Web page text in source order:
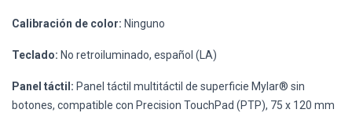
Calibración de color: Ninguno
Teclado: No retroiluminado, español (LA)
Panel táctil: Panel táctil multitáctil de superficie Mylar® sin
botones, compatible con Precision TouchPad (PTP), 75 x 120 mm